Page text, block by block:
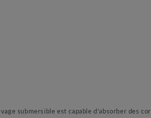
submersible est capable d’absorber des